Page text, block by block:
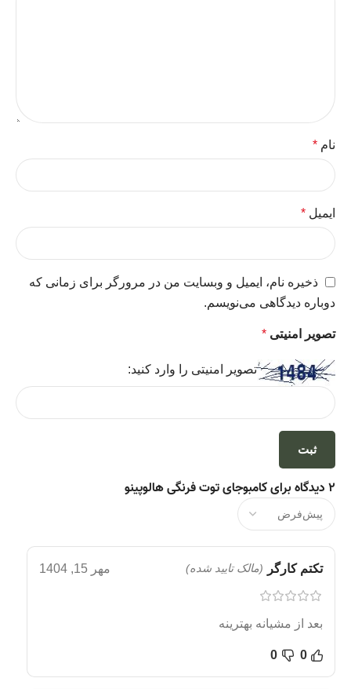
2 دیدگاه برای کامبوجای توت فرنگی هالوپينو
تکتم کارگر (مالک تایید شده) مهر 15, 1404
بعد از مشیانه بهترینه
0
0
نام *
ایمیل *
ذخیره نام، ایمیل و وبسایت من در مرورگر برای زمانی که
دوباره دیدگاهی می‌نویسم.
تصویر امنیتی *
تصویر امنیتی را وارد کنید: